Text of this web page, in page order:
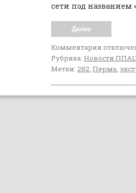
сети под названием
Далее
Комментарии
Рубрика: Новости
Метки: 282, Пермь,